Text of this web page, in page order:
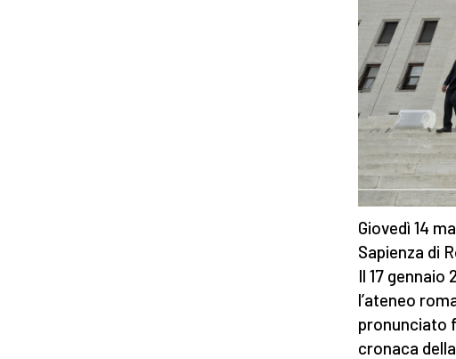
Giovedì 14
Sapienza di
Il 17
l’ateneo
pronunciato
cronaca